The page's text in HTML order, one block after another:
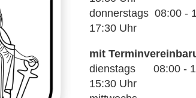
donnerstags 08:00 -
17:30 Uhr
mit
dienstags 08:00 -
15:30 Uhr